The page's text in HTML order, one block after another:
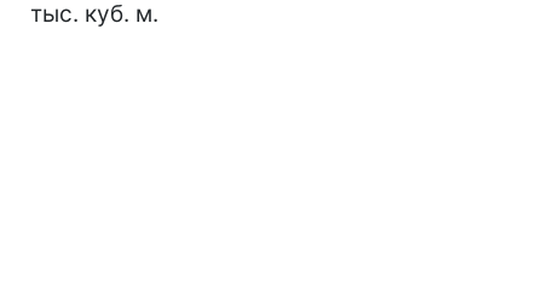
тыс. куб. м.